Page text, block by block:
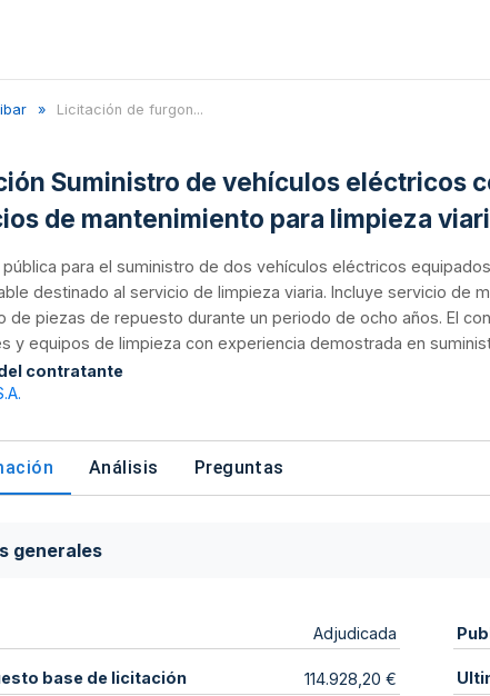
Licitación de furgon...
Suministro de vehículos eléctricos
de mantenimiento para limpieza
pública para el suministro de dos vehículos eléctricos
destinado al servicio de limpieza viaria. Incluye servicio de
de piezas de repuesto durante un periodo de ocho años. El
y equipos de limpieza con experiencia demostrada en
contratante
Análisis Preguntas
generales
Adjudicada
base de licitación 114.928,20 €